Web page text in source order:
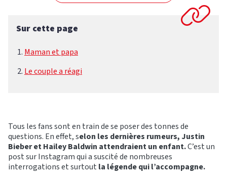
Sur cette page
Maman et papa
Le couple a réagi
Tous les fans sont en train de se poser des tonnes de
questions. En effet, selon les dernières rumeurs, Justin
Bieber et Hailey Baldwin attendraient un enfant.C’est un
post sur Instagram qui a suscité de nombreuses
interrogations et surtout la légende qui l’accompagne.